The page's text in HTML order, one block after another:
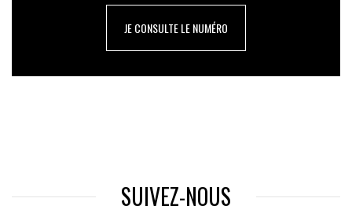
JE CONSULTE LE NUMÉRO
SUIVEZ-NOUS